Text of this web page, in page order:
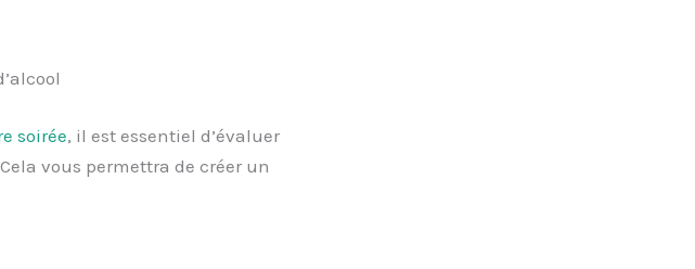
soirée, il est essentiel d’évaluer
vous permettra de créer un